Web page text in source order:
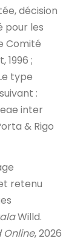
décision
pour les
Comité
;
type
:
inter
& Rigo
retenu
Willd.
Online, 2026